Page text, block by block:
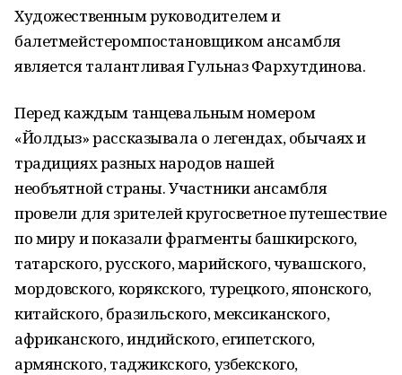
Художественным руководителем и
балетмейстеромпостановщиком ансамбля
является талантливая Гульназ Фархутдинова.
Перед каждым танцевальным номером
«Йолдыз» рассказывала о легендах, обычаях и
традициях разных народов нашей
необъятной страны. Участники ансамбля
провели для зрителей кругосветное путешествие
по миру и показали фрагменты башкирского,
татарского, русского, марийского, чувашского,
мордовского, корякского, турецкого, японского,
китайского, бразильского, мексиканского,
африканского, индийского, египетского,
армянского, таджикского, узбекского,